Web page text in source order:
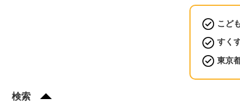
こど
すく
東京
検索